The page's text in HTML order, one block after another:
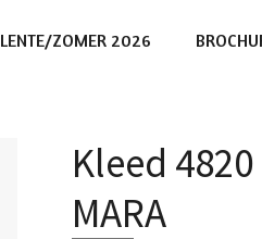
LENTE/ZOMER 2026
Kleed 4820
MARA